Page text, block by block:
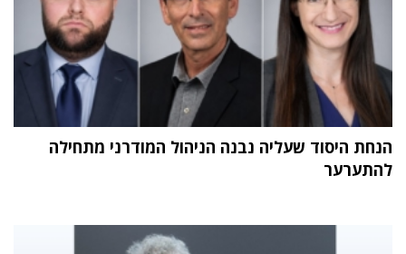
הנחת היסוד שעליה נבנה הניהול המודרני מתחילה
להתערער